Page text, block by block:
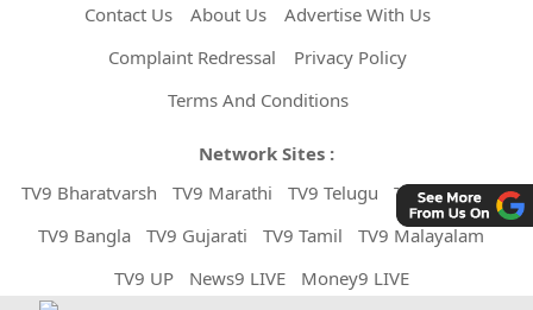
Contact Us About Us
Advertise With Us
Complaint Redressal
Privacy Policy
Terms And Conditions
Network Sites :
TV9 Bharatvarsh
TV9 Marathi TV9 Telugu
TV9 Kannada
TV9 Bangla
TV9 Gujarati TV9 Tamil
TV9 Malayalam
TV9 UP
News9 LIVE Money9 LIVE